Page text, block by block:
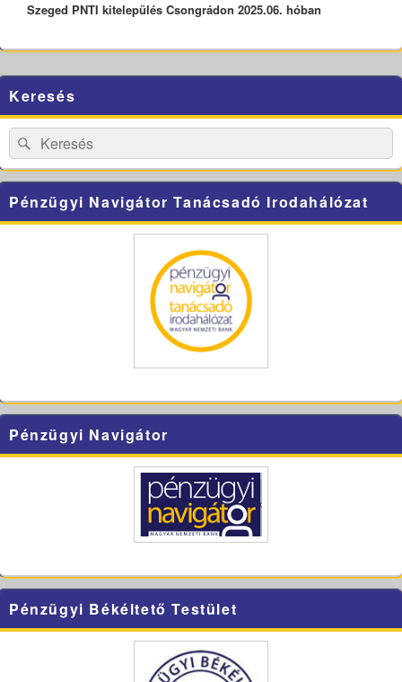
post:
Szeged PNTI kitelepülés Csongrádon 2025.06. hóban
Sidebar
Widget
Area
Keresés
Search
for:
Search
Pénzügyi Navigátor Tanácsadó Irodahálózat
Pénzügyi Navigátor
Pénzügyi Békéltető Testület